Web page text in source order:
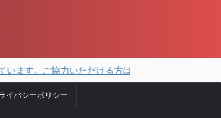
協力いただける方はこちらから。
イバシーポリシー